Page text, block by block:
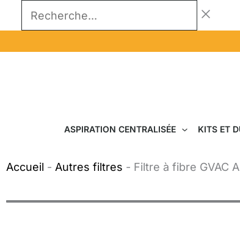
au
contenu
Recherche...
ASPIRATION CENTRALISÉE KITS ET
Accueil - Autres filtres - Filtre à fibre GVAC